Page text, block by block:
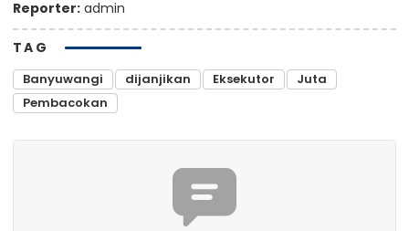
Reporter: admin
TAG
Banyuwangi dijanjikan Eksekutor
Juta
Pembacokan